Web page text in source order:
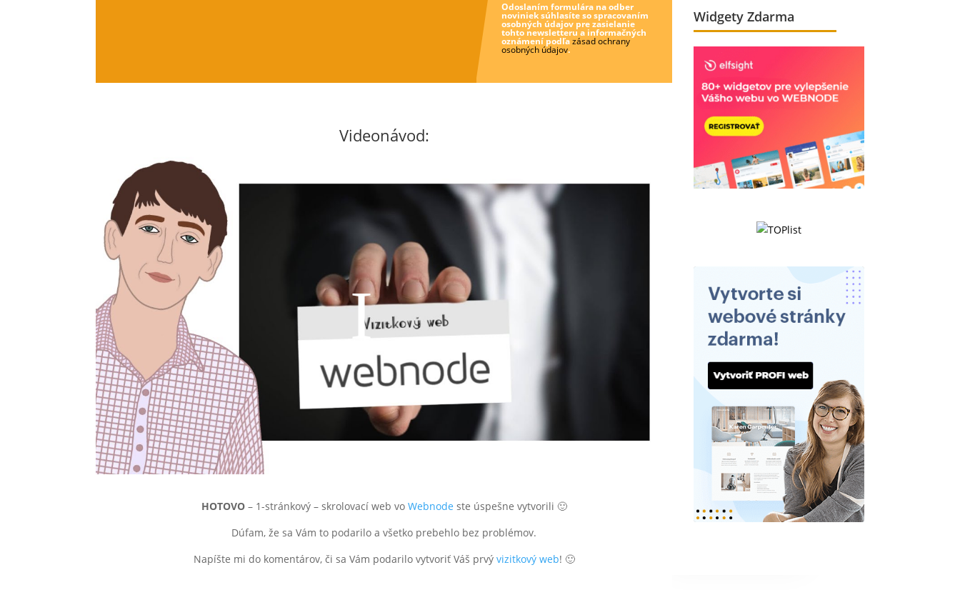
Odoslaním formulára na odber
noviniek súhlasíte so spracovaním
osobných údajov pre zasielanie
tohto newsletteru a informačných
oznámení podľazásad ochrany
osobných údajov.
Videonávod:
HOTOVO– 1-stránkový – skrolovací web vo Webnode ste úspešne vytvorili 🙂
Dúfam, že sa Vám to podarilo a všetko prebehlo bez problémov.
Napíšte mi do komentárov, či sa Vám podarilo vytvoriť Váš prvý vizitkový web! 🙂
Widgety Zdarma